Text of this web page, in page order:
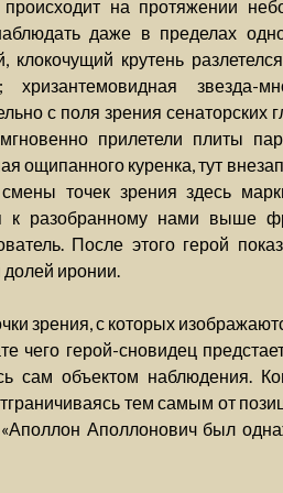
происходит на протяжении
даже в пределах
клокочущий крутень
хризантемовидная звезда-
с поля зрения сенаторских
прилетели плиты
ощипанного куренка, тут
точек зрения здесь
к разобранному нами выше
После этого герой
иронии.
зрения, с которых
чего герой-сновидец
сам объектом наблюдения.
тем самым от
«Аполлон Аполлонович был